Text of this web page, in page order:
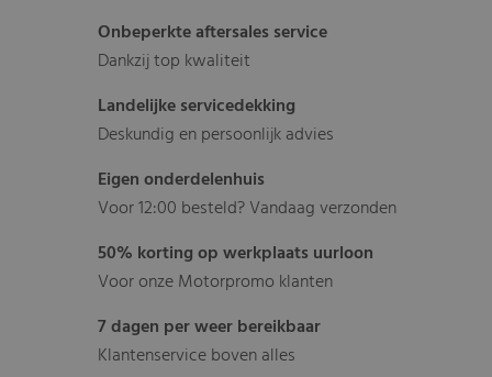
Onbeperkte aftersales service
Dankzij top kwaliteit
Landelijke servicedekking
Deskundig en persoonlijk advies
Eigen onderdelenhuis
Voor 12:00 besteld? Vandaag verzonden
50% korting op werkplaats uurloon
Voor onze Motorpromo klanten
7 dagen per weer bereikbaar
Klantenservice boven alles